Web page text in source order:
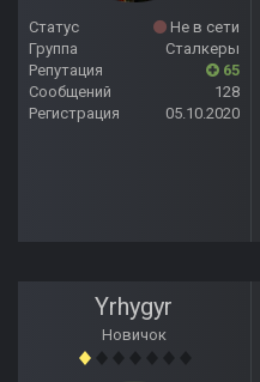
Статус
Не в сети
Группа
Сталкеры
Репутация
65
Сообщений
128
Регистрация
05.10.2020
Yrhygyr
Новичок